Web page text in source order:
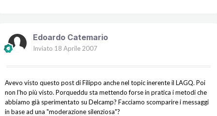
Edoardo Catemario
Inviato 18 Aprile 2007
Avevo visto questo post di Filippo anche nel topic inerente il LAGQ. Poi
non l'ho più visto. Porqueddu sta mettendo forse in pratica i metodi che
abbiamo già sperimentato su Delcamp? Facciamo scomparire i messaggi
in base ad una "moderazione silenziosa"?